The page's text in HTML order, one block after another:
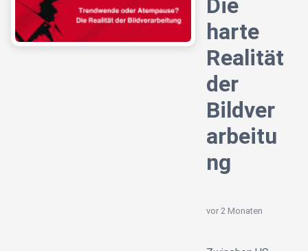
Die
harte
Realität
der
Bildver
arbeitu
ng
vor 2 Monaten